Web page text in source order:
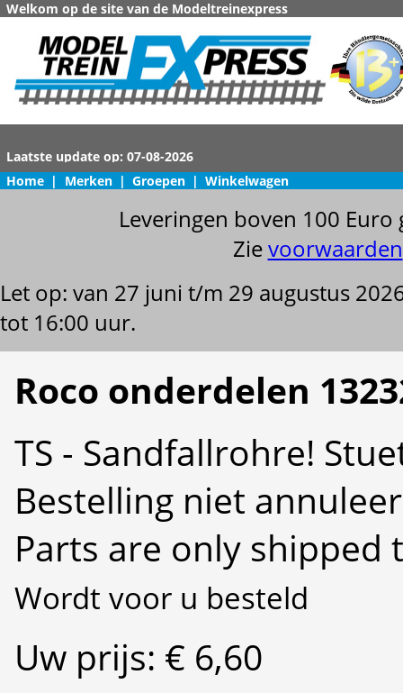
Welkom op de site van de Modeltreinexpress
Home | Merken | Groepen | Winkelwagen
Leveringen boven 100
Zievoorwaarden
Let op: van 27 juni t/m 29 augustus
tot 16:00 uur.
Roco onderdelen
TS - Sandfallrohre!
Bestelling niet
Parts are only shipped
Wordt voor u besteld
Uw prijs: € 6,60